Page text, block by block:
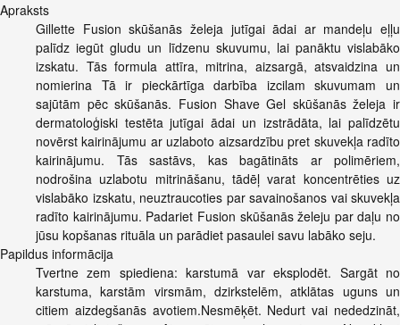
Apraksts
Gillette Fusion skūšanās želeja jutīgai ādai ar mandeļu eļļu
palīdz iegūt gludu un līdzenu skuvumu, lai panāktu vislabāko
izskatu. Tās formula attīra, mitrina, aizsargā, atsvaidzina un
nomierina Tā ir pieckārtīga darbība izcilam skuvumam un
sajūtām pēc skūšanās. Fusion Shave Gel skūšanās želeja ir
dermatoloģiski testēta jutīgai ādai un izstrādāta, lai palīdzētu
novērst kairinājumu ar uzlaboto aizsardzību pret skuvekļa radīto
kairinājumu. Tās sastāvs, kas bagātināts ar polimēriem,
nodrošina uzlabotu mitrināšanu, tādēļ varat koncentrēties uz
vislabāko izskatu, neuztraucoties par savainošanos vai skuvekļa
radīto kairinājumu. Padariet Fusion skūšanās želeju par daļu no
jūsu kopšanas rituāla un parādiet pasaulei savu labāko seju.
Papildus informācija
Tvertne zem spiediena: karstumā var eksplodēt. Sargāt no
karstuma, karstām virsmām, dzirkstelēm, atklātas uguns un
citiem aizdegšanās avotiem.Nesmēķēt. Nedurt vai nededzināt,